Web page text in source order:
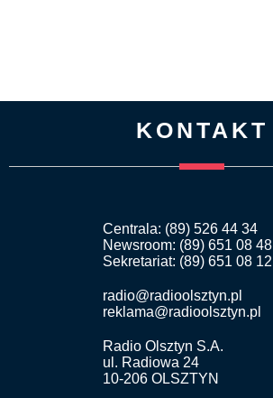
KONTAKT
Centrala: (89) 526 44 34
Newsroom: (89) 651 08 48
Sekretariat: (89) 651 08 12
radio@radioolsztyn.pl
reklama@radioolsztyn.pl
Radio Olsztyn S.A.
ul. Radiowa 24
10-206 OLSZTYN